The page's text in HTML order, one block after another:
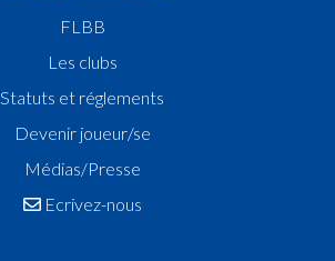
FLBB
Les clubs
Statuts et réglements
Devenir joueur/se
Médias/Presse
Ecrivez-nous